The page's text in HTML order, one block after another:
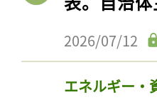
2026/07/12
エネルギー・